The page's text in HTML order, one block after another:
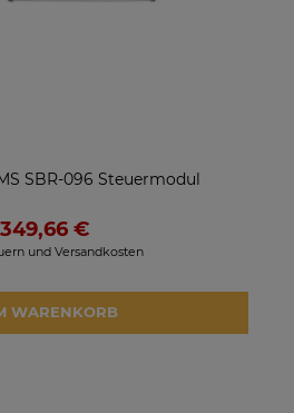
SBR-096 Steuermodul
349,66 €
und Versandkosten
WARENKORB